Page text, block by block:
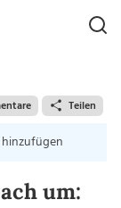
Teilen
um: